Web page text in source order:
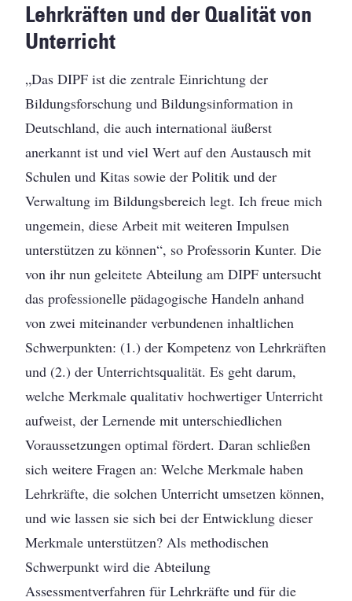
Lehrkräften und der Qualität von
Unterricht
„Das DIPF ist die zentrale Einrichtung der
Bildungsforschung und Bildungsinformation in
Deutschland, die auch international äußerst
anerkannt ist und viel Wert auf den Austausch mit
Schulen und Kitas sowie der Politik und der
Verwaltung im Bildungsbereich legt. Ich freue mich
ungemein, diese Arbeit mit weiteren Impulsen
unterstützen zu können“, so Professorin Kunter. Die
von ihr nun geleitete Abteilung am DIPF untersucht
das professionelle pädagogische Handeln anhand
von zwei miteinander verbundenen inhaltlichen
Schwerpunkten: (1.) der Kompetenz von Lehrkräften
und (2.) der Unterrichtsqualität. Es geht darum,
welche Merkmale qualitativ hochwertiger Unterricht
aufweist, der Lernende mit unterschiedlichen
Voraussetzungen optimal fördert. Daran schließen
sich weitere Fragen an: Welche Merkmale haben
Lehrkräfte, die solchen Unterricht umsetzen können,
und wie lassen sie sich bei der Entwicklung dieser
Merkmale unterstützen? Als methodischen
Schwerpunkt wird die Abteilung
Assessmentverfahren für Lehrkräfte und für die